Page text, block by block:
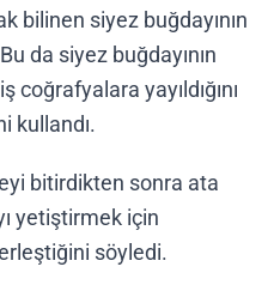
bilinen siyez buğdayının
da siyez buğdayının
coğrafyalara yayıldığını
kullandı.
bitirdikten sonra ata
yetiştirmek için
söyledi.